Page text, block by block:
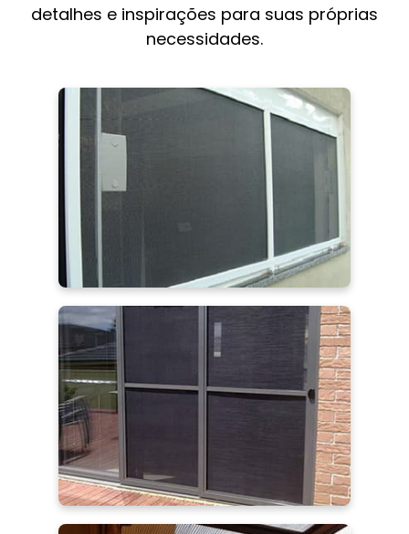
detalhes e inspirações para suas próprias
necessidades.